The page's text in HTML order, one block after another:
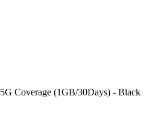
Coverage (1GB/30Days) - Black